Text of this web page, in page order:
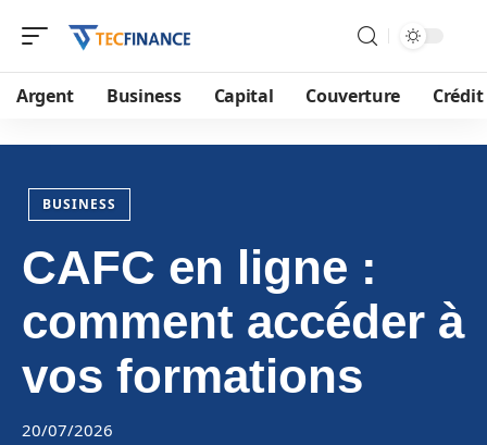
Argent Business Capital Couverture Crédit
BUSINESS
CAFC en ligne :
comment accéder à
vos formations
20/07/2026